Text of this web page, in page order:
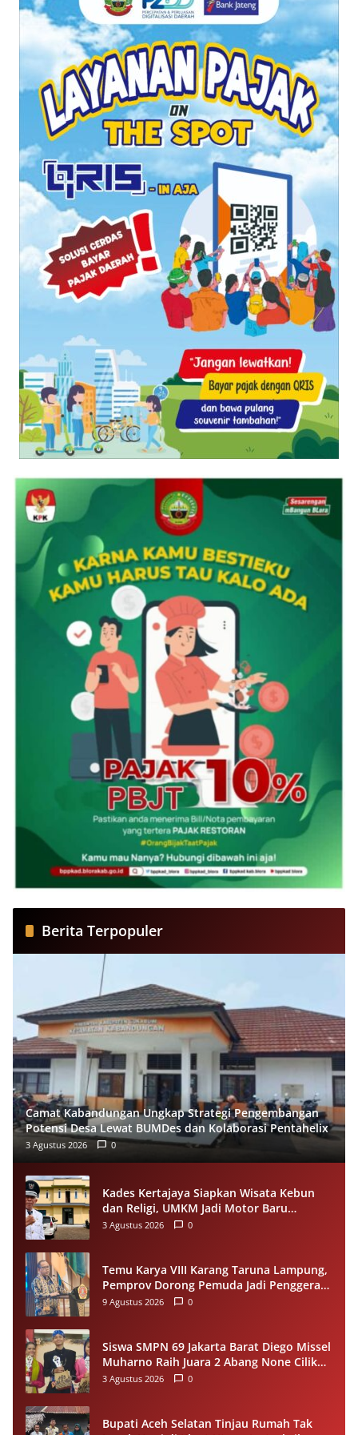
Berita Terpopuler
Camat Kabandungan Ungkap Strategi Pengembangan
Potensi Desa Lewat BUMDes dan Kolaborasi Pentahelix
3 Agustus 2026 0
Kades Kertajaya Siapkan Wisata Kebun
dan Religi, UMKM Jadi Motor Baru
Ekonomi Desa
3 Agustus 2026 0
Temu Karya VIII Karang Taruna Lampung,
Pemprov Dorong Pemuda Jadi Penggerak
Ekonomi Desa
9 Agustus 2026 0
Siswa SMPN 69 Jakarta Barat Diego Missel
Muharno Raih Juara 2 Abang None Cilik
dan Remaja Kencur 2026
3 Agustus 2026 0
Bupati Aceh Selatan Tinjau Rumah Tak